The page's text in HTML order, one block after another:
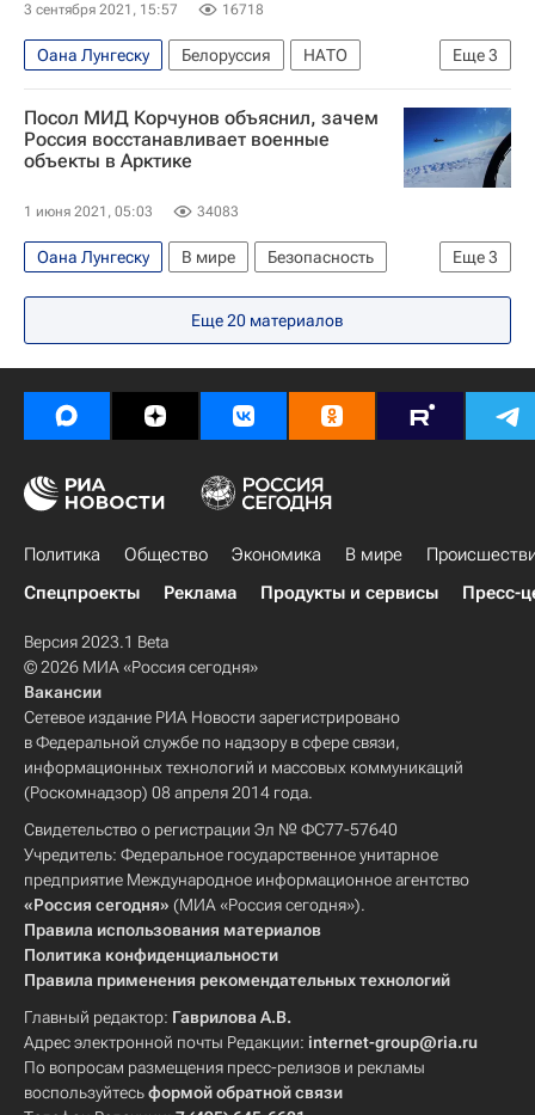
3 сентября 2021, 15:57 16718
Еще3
Оана Лунгеску Белоруссия
НАТО
Россия
Москва Дмитрий Песков
Посол МИД Корчунов объяснил, зачем
Россия восстанавливает военные
объекты в Арктике
1 июня 2021, 05:03 34083
Еще3
Оана Лунгеску В мире
Безопасность
Арктика
Николай Корчунов
Россия
Еще20 материалов
Политика Общество Экономика В мире
Спецпроекты
Реклама Продукты и сервисы Пресс-
Версия 2023.1 Beta
© 2026 МИА «Россия сегодня»
Вакансии
Сетевое издание РИА Новости зарегистрировано
в Федеральной службе по надзору в сфере связи,
информационных технологий и массовых коммуникаций
(Роскомнадзор) 08 апреля 2014 года.
Свидетельство о регистрации Эл № ФС77-57640
Учредитель: Федеральное государственное унитарное
предприятие Международное информационное агентство
«Россия сегодня» (МИА «Россия сегодня»).
Правила использования материалов
Политика конфиденциальности
Правила применения рекомендательных технологий
Главный редактор: Гаврилова А.В.
Адрес электронной почты Редакции: internet-group@ria.ru
По вопросам размещения пресс-релизов и рекламы
воспользуйтесьформой обратной связи